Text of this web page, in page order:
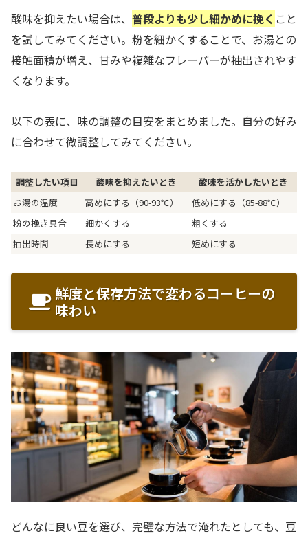
酸味を抑えたい場合は、 普段よりも少し細かめに挽く こと
を試してみてください。粉を細かくすることで、お湯との
接触面積が増え、甘みや複雑なフレーバーが抽出されやす
くなります。
以下の表に、味の調整の目安をまとめました。自分の好み
に合わせて微調整してみてください。
調整したい項目 酸味を抑えたいとき
酸味を活かしたいとき
お湯の温度
高めにする（90-93℃）
低めにする（85-88℃）
粉の挽き具合
細かくする
粗くする
抽出時間
長めにする 短めにする
鮮度と保存方法で変わるコーヒーの
味わい
どんなに良い豆を選び、完璧な方法で淹れたとしても、豆